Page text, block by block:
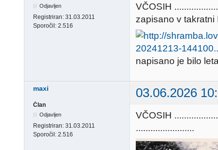
Odjavljen
Registriran: 31.03.2011
Sporočil: 2.516
VČOSIH
zapisano v takratni
napisano je bilo
maxi 03.06.2026
Član
Odjavljen
Registriran: 31.03.2011
Sporočil: 2.516
VČOSIH
........................